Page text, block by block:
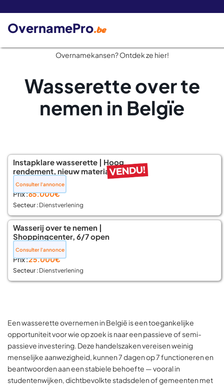
OvernamePro.be
Overnamekansen? Ontdek ze hier!
Wasserette over te
nemen in Belgïe
Consulter l'annonce
Instapklare wasserette | Hoog
rendement, nieuw materiaal
📍 Charleroi
Prix :65.000€
Secteur : Dienstverlening
Consulter l'annonce
Wasserij over te nemen |
Shoppingcenter, 6/7 open
📍 Brussel
Prix :25.000€
Secteur : Dienstverlening
Een wasserette overnemen in België is een toegankelijke
opportuniteit voor wie op zoek is naar een passieve of semi-
passieve investering. Deze handelszaken vereisen weinig
menselijke aanwezigheid, kunnen 7 dagen op 7 functioneren en
beantwoorden aan een stabiele behoefte — vooral in
studentenwijken, dichtbevolkte stadsdelen of gemeenten met